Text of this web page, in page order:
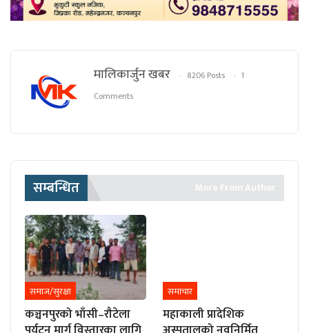
मालिकार्जुन खबर 8206 Posts
1
Comments
सम्बन्धित More From Author
समाज/सुरक्षा
कञ्चनपुरको भाँसी–रौटेला
समाचार
महाकाली प्रादेशिक